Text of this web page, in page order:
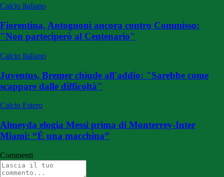
Calcio Italiano
Fiorentina, Antognoni ancora contro Commisso:
"Non parteciperò al Centenario"
Calcio Italiano
Juventus, Bremer chiude all'addio: "Sarebbe come
scappare dalle difficoltà"
Calcio Estero
Almeyda elogia Messi prima di Monterrey-Inter
Miami: “È una macchina”
Commenti